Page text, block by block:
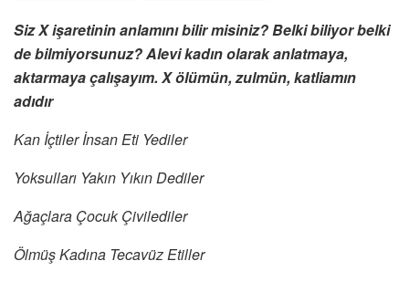
Siz X işaretinin anlamını bilir misiniz? Belki biliyor belki
de bilmiyorsunuz? Alevi kadın olarak anlatmaya,
aktarmaya çalışayım. X ölümün, zulmün, katliamın
adıdır
Kan İçtiler İnsan Eti Yediler
Yoksulları Yakın Yıkın Dediler
Ağaçlara Çocuk Çivilediler
Ölmüş Kadına Tecavüz Etiller